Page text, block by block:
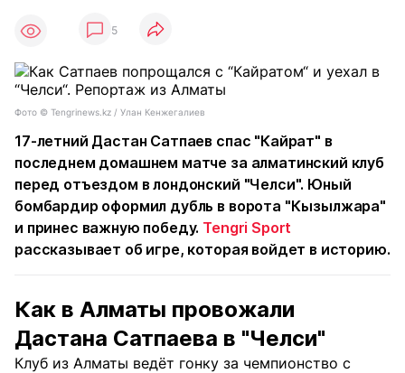
5
Фото © Tengrinews.kz / Улан Кенжегалиев
17-летний Дастан Сатпаев спас "Кайрат" в
последнем домашнем матче за алматинский клуб
перед отъездом в лондонский "Челси". Юный
бомбардир оформил дубль в ворота "Кызылжара"
и принес важную победу. Tengri Sport
рассказывает об игре, которая войдет в историю.
Как в Алматы провожали
Дастана Сатпаева в "Челси"
Клуб из Алматы ведёт гонку за чемпионство с